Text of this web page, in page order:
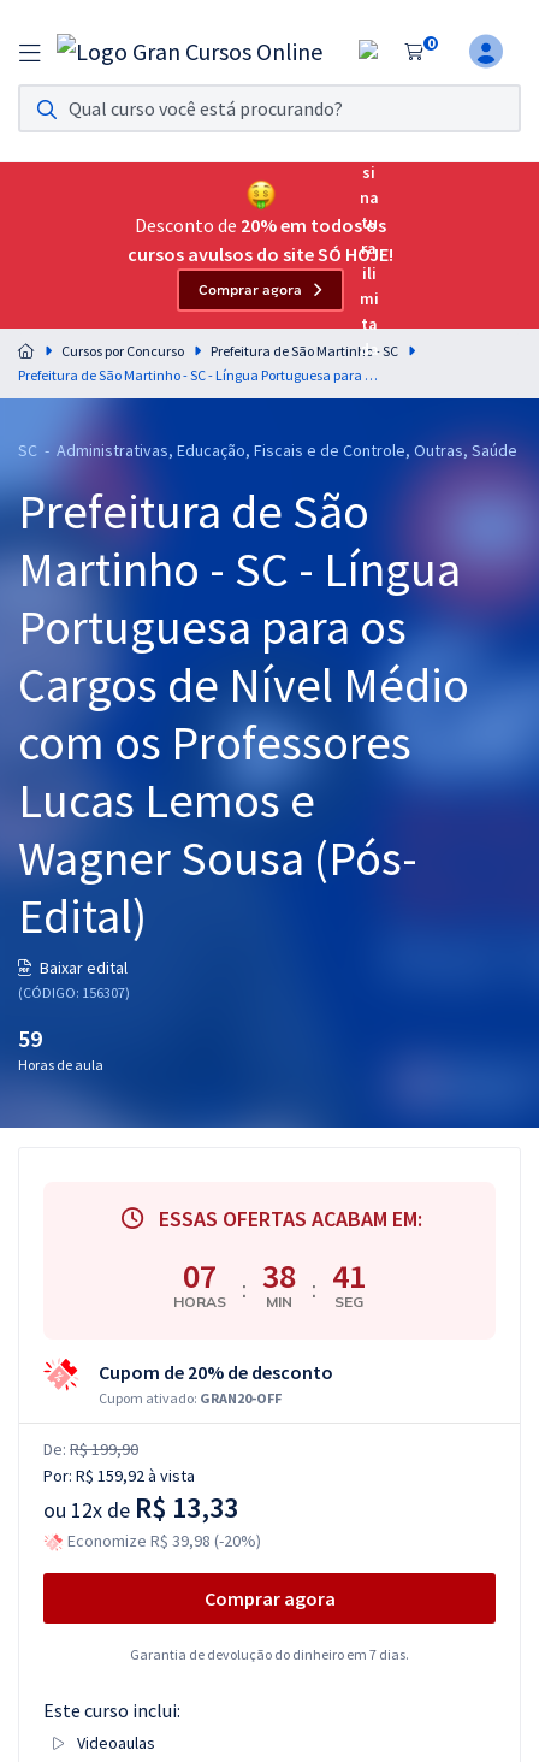
0
Assinatura Ilimitada 11
Acesso a todos os cursos. Teste grátis por 7 dias!
Assinatura OAB Até Passar
Acesso ilimitado a toda preparação para o Exame da
Residências Multiprofissionais
Preparação completa e intensiva para as principais
residências em saúde do Brasil
Cursos 20% OFF
Pós
Graduação
OAB
Questões grátis
Aprovados
Atendimento
Desconto de 20% em todos os
cursos avulsos do site SÓ HOJE!
Comprar agora
Cursos por Concurso
Prefeitura de São Martinho - SC
Prefeitura de São Martinho - SC - Língua Portuguesa para os Cargos de Nível Médio com os Professores Lucas Lemos e Wagner Sousa (Pós-Edital)
SC - Administrativas, Educação, Fiscais e de Controle, Outras, Saúde
Prefeitura de São
Martinho - SC - Língua
Portuguesa para os
Cargos de Nível Médio
com os Professores
Lucas Lemos e
Wagner Sousa (Pós-
Edital)
Baixar edital
(CÓDIGO: 156307)
59
Horas de aula
ESSAS OFERTAS ACABAM EM:
07
HORAS : 38
MIN : 40
SEG
Cupom de 20% de desconto
Cupom ativado: GRAN20-OFF
De: R$ 199,90
Por: R$ 159,92à vista
ou 12x de R$ 13,33
Economize R$ 39,98 (-20%)
Comprar agora
Garantia de devolução do dinheiro em 7 dias.
Este curso inclui:
Videoaulas